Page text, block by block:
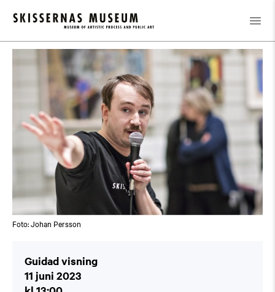
Kalender / Guidad visning
Foto: Johan Persson
Guidad visning
11 juni 2023